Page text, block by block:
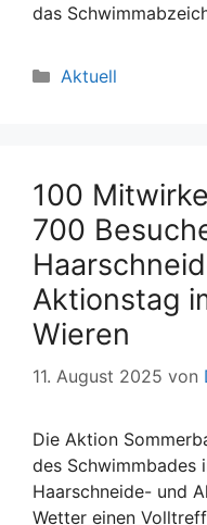
das
Kategorien
Aktuell
100
700
Aktionstag
Wieren
11. August 2025 von
Die Aktion
des Schwimmbades
Haarschneide- und
Wetter einen